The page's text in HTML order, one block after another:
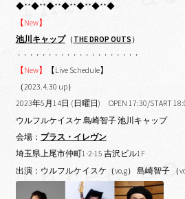
◆**◆**◆**◆**◆**◆**◆
【New】
池川キャップ（ THE DROP OUTS ）
・・・・・・・・・・・・・・・・・・・・
【New】
【Live Schedule】
（2023.4.30 up）
2023年5月14日 (日曜日) OPEN 17:30/START
ウルフルケイスケ 島崎智子 池川キャップ
会場： プラス・イレヴン
埼玉県上尾市仲町1-2-15 吉沢ビル1F
出演：ウルフルケイスケ（vo,g） 島崎智子 （